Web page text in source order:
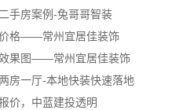
手房案例-兔哥哥智装
格——常州宜居佳装饰
果图——常州宜居佳装饰
房一厅-本地快装快速落地
价，中蓝建投透明